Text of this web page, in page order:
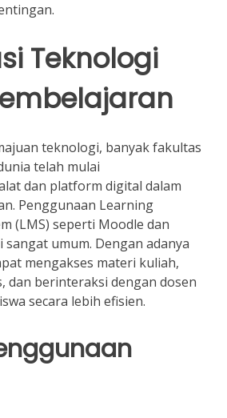
Teknologi
teknologi, banyak fakultas
telah mulai
dan platform digital dalam
Penggunaan Learning
(LMS) seperti Moodle dan
sangat umum. Dengan adanya
mengakses materi kuliah,
dan berinteraksi dengan dosen
secara lebih efisien.